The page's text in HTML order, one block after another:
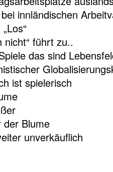
innländischen
nicht“ führt zu..
das sind
ist spielerisch
der Blume
unverkäuflich